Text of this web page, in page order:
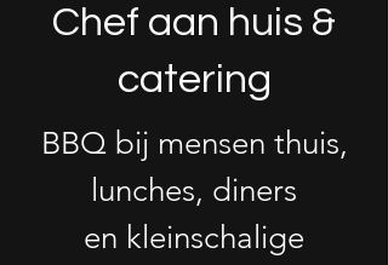
Chef aan huis &
catering
BBQ bij mensen thuis,
lunches, diners
en kleinschalige